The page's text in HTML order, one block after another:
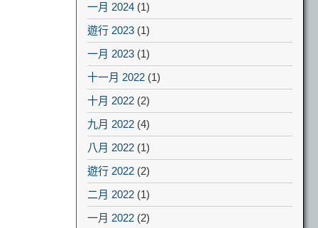
一月 2024 (1)
遊行 2023 (1)
一月 2023 (1)
十一月 2022 (1)
十月 2022 (2)
九月 2022 (4)
八月 2022 (1)
遊行 2022 (2)
二月 2022 (1)
一月 2022 (2)